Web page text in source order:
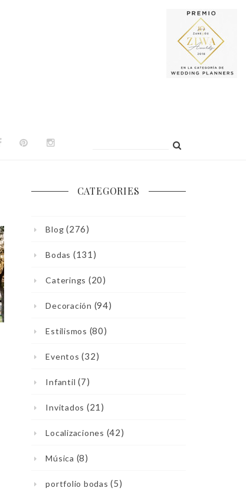
CATEGORIES
Blog (276)
Bodas (131)
Caterings (20)
Decoración (94)
Estilismos (80)
Eventos (32)
Infantil (7)
Invitados (21)
Localizaciones (42)
Música (8)
portfolio bodas (5)